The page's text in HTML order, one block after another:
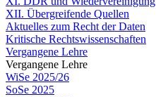
XII. Übergreifende Quellen
Aktuelles zum Recht der Daten
Kritische Rechtswissenschaften
Vergangene Lehre
Vergangene Lehre
WiSe 2025/26
SoSe 2025